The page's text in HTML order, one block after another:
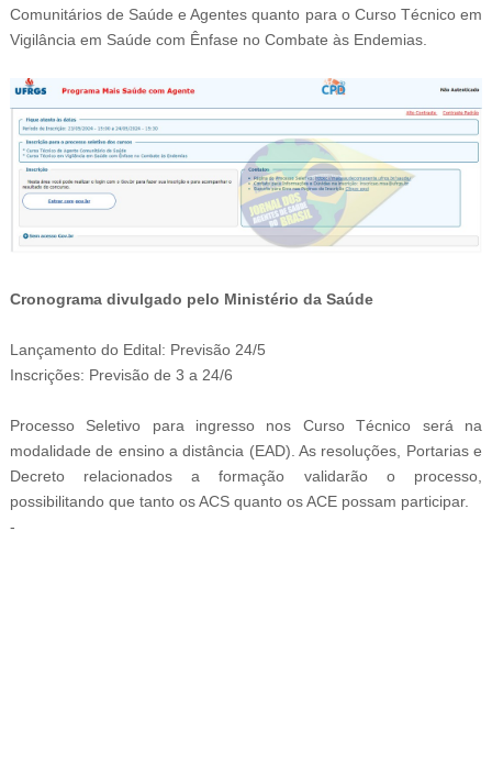
Comunitários de Saúde e Agentes quanto para o Curso Técnico em
Vigilância em Saúde com Ênfase no Combate às Endemias.
Cronograma divulgado pelo Ministério da Saúde
Lançamento do Edital: Previsão 24/5
Inscrições: Previsão de 3 a 24/6
Processo Seletivo para ingresso nos Curso Técnico será na
modalidade de ensino a distância (EAD). As resoluções, Portarias e
Decreto relacionados a formação validarão o processo,
possibilitando que tanto os ACS quanto os ACE possam participar.
-